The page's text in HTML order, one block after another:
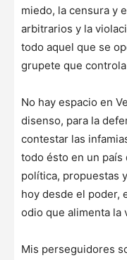
miedo, la censura y
arbitrarios y la
todo aquel que se
grupete que
No hay espacio en
disenso, para la
contestar las
todo ésto en un
política, propuestas
hoy desde el poder,
odio que alimenta la
Mis perseguidores